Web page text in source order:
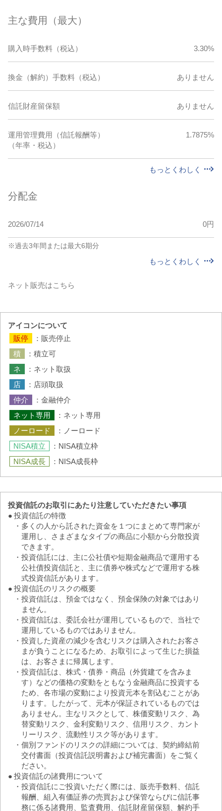
主な費用（最大）
購入時手数料（税込） 3.30%
換金（解約）手数料（税込） ありません
信託財産留保額 ありません
運用管理費用（信託報酬等）
（年率・税込）
1.7875%
もっとくわしく
分配金
2026/07/14 0円
※過去3年間または最大6期分
もっとくわしく
(円)
(億円)
(円)
(%)
(億円)
決算日 基準価額
分配金再投資基準価額
分配金受取基準価額
分配金 リターン１年
2024/01 2025/04 2026/07
2024/01 2025/04 2026/07
2024/01 2025/04 2026/07
2024/01 2025/04 2026/07
10,000
9,500
9,750
10,250
10,500
10,750
11,000
11,250
11,500
11,750
0
10
20
30
50
60
0.0
0
5
10
15
20
25
ネット販売はこちら
アイコンについて
：販売停止
：積立可
：ネット取扱
：店頭取扱
：金融仲介
：ネット専用
：ノーロード
：NISA積立枠
：NISA成長枠
投資信託のお取引にあたり注意していただきたい事項
● 投資信託の特徴
・ 多くの人から託された資金を１つにまとめて専門家が
運用し、さまざまなタイプの商品に小額から分散投資
できます。
・ 投資信託には、主に公社債や短期金融商品で運用する
公社債投資信託と、主に債券や株式などで運用する株
式投資信託があります。
● 投資信託のリスクの概要
・ 投資信託は、預金ではなく、預金保険の対象ではあり
ません。
・ 投資信託は、委託会社が運用しているもので、当社で
運用しているものではありません。
・ 投資した資産の減少を含むリスクは購入されたお客さ
まが負うことになるため、お取引によって生じた損益
は、お客さまに帰属します。
・ 投資信託は、株式・債券・商品（外貨建てを含みま
す）などの価格の変動をともなう金融商品に投資する
ため、各市場の変動により投資元本を割込むことがあ
ります。したがって、元本が保証されているものでは
ありません。主なリスクとして、株価変動リスク、為
替変動リスク、金利変動リスク、信用リスク、カント
リーリスク、流動性リスク等があります。
・ 個別ファンドのリスクの詳細については、契約締結前
交付書面（投資信託説明書および補完書面）をご覧く
ださい。
● 投資信託の諸費用について
・ 投資信託にご投資いただく際には、販売手数料、信託
報酬、組入有価証券の売買および保管ならびに信託事
務に係る諸費用、監査費用、信託財産留保額、解約手